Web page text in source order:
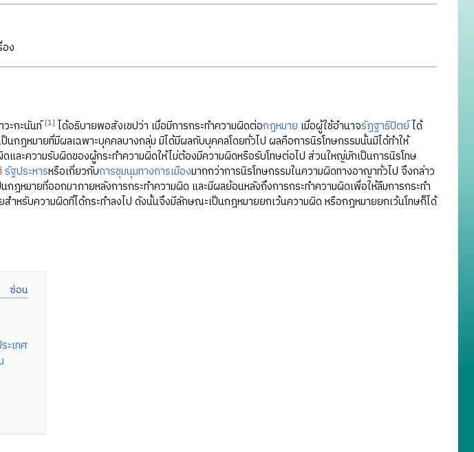
ง
วะกะนันท์[1] ได้อธิบายพอสังเขปว่า เมื่อมีการกระทำความผิดต่อกฎหมาย เมื่อผู้ใช้อำนาจรัฏฐาธิปัตย์ได้
นกฎหมายที่มีผลเฉพาะบุคคลบางกลุ่ม มิได้มีผลกับบุคคลโดยทั่วไป ผลคือการนิรโทษกรรมนั้นมิได้ทำให้
และความรับผิดของผู้กระทำความผิดให้ไม่ต้องมีความผิดหรือรับโทษต่อไป ส่วนใหญ่มักเป็นการนิรโทษ
รัฐประหารหรือเกี่ยวกับการชุมนุมทางการเมืองมากกว่าการนิรโทษกรรมในความผิดทางอาญาทั่วไป จึงกล่าว
กฎหมายที่ออกมาภายหลังการกระทำความผิด และมีผลย้อนหลังถึงการกระทำความผิดเพื่อให้ลืมการกระทำ
ำหรับความผิดที่ได้กระทำลงไป ดังนั้นจึงมีลักษณะเป็นกฎหมายยกเว้นความผิด หรือกฎหมายยกเว้นโทษก็ได้
ะเทศ